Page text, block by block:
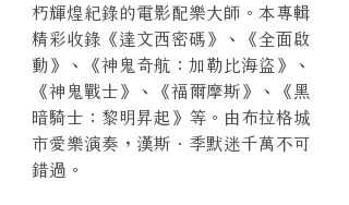
朽輝煌紀錄的電影配樂大師。本專輯
精彩收錄《達文西密碼》、《全面啟
動》、《神鬼奇航：加勒比海盜》、
《神鬼戰士》、《福爾摩斯》、《黑
暗騎士：黎明昇起》等。由布拉格城
市愛樂演奏，漢斯．季默迷千萬不可
錯過。